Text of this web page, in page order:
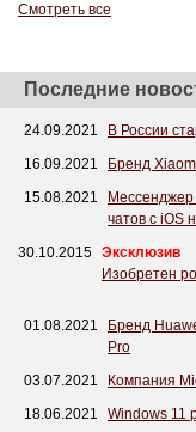
Смотреть все
Последние
24.09.2021
В России
16.09.2021
Бренд
15.08.2021
чатов с iOS
30.10.2015 Эксклюзив
Изобретен
01.08.2021
Бренд
Pro
03.07.2021
Компания
18.06.2021
Windows 11